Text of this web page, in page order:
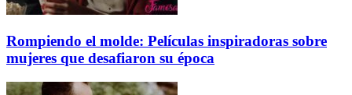
Rompiendo el molde: Películas inspiradoras sobre
mujeres que desafiaron su época